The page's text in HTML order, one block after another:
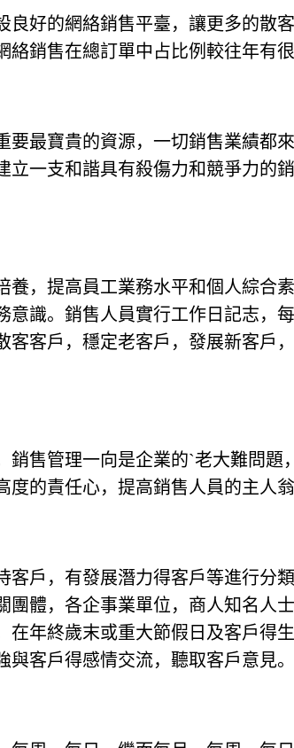
好的網絡銷售平臺，讓更多的散
銷售在總訂單中占比例較往年有
最寶貴的資源，一切銷售業績都
一支和諧具有殺傷力和競爭力的
，提高員工業務水平和個人綜合
識。銷售人員實行工作日記志，
客戶，穩定老客戶，發展新客戶
售管理一向是企業的`老大難問
的責任心，提高銷售人員的主人翁
戶，有發展潛力得客戶等進行分
體，各企事業單位，商人知名人
年終歲末或重大節假日及客戶得
客戶得感情交流，聽取客戶意見。